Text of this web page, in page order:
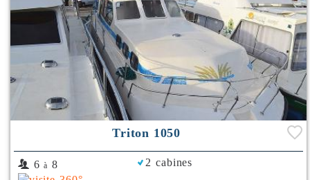
Triton 1050
6 à 8 2 cabines